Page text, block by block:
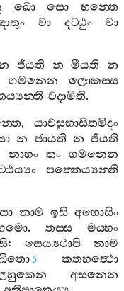
ඛො සො
භන‍්තෙ
වා දට‍්ඨුං
වා
ජීයති න මීයති
න
ගමනෙන
ලොකස‍්ස
වදාමීති.
, යාවසුභාසිතමිදං
න ජායති න ජීයති
නාහං තං ගමනෙන
පත‍්තෙය්‍යන‍්ති
නාම ඉසි අහොසිං
. තස‍්ස
මය‍්හං
: සෙය්‍යථාපි
නාම
5
කතහත්‍ථො
අසනෙන